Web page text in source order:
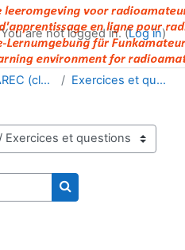
You are not logged in. (Log in)
Licence HAREC (classe A) Exercices et questions
Search courses